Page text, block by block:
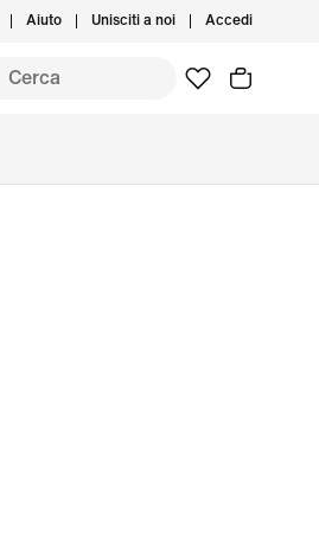
Aiuto Unisciti a noi Accedi